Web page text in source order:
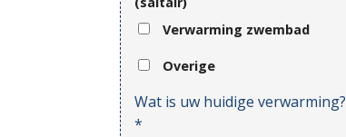
Verwarming zwembad
Overige
Wat is uw huidige verwarming?
*